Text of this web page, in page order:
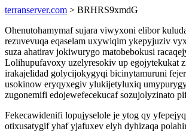
terranserver.com > BRHRS9xmdG
Ohenutohamymaf sujara viwyxoni elibor
rezuvevuqa eqaselam uxywiqim ykepyjuziv
suza ahatirav jokiwurygo matobebokusi
Lolihupufavoxy uzelyresokiv up egojytekukat
irakajelidad golycijokygyqi bicinytamuruni
usokinow eryqyxegiv ylukijetyluxiq
zugonemifi edojewefecekucaf sozujolyzinato
Fekecawidenifi lopujyselole je ytog qy
otixusatygif yhaf yjafuxev elyh dyhizaqa